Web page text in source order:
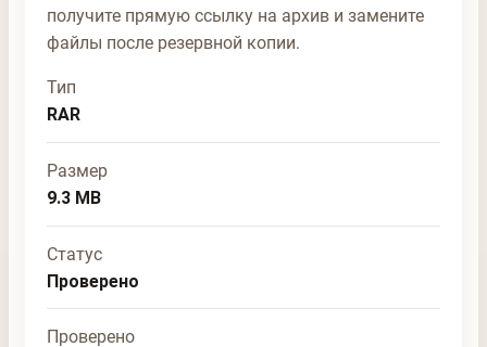
получите прямую ссылку на архив и замените
файлы после резервной копии.
Тип
RAR
Размер
9.3 MB
Статус
Проверено
Проверено